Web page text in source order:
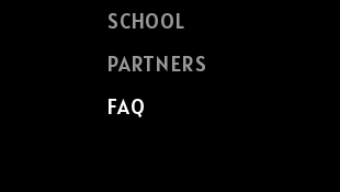
SCHOOL
PARTNERS
FAQ